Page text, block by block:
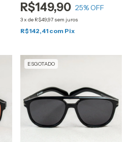
R$149,90 25% OFF
3x de R$49,97 sem juros
R$142,41 com Pix
ESGOTADO